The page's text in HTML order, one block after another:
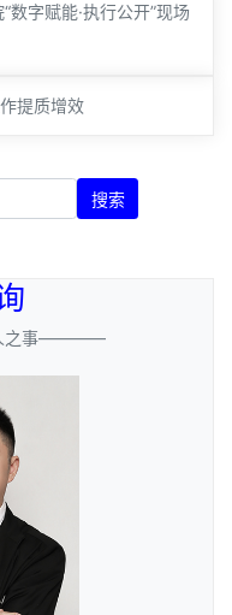
数字赋能·执行公开”现场
提质增效
搜索
之事————